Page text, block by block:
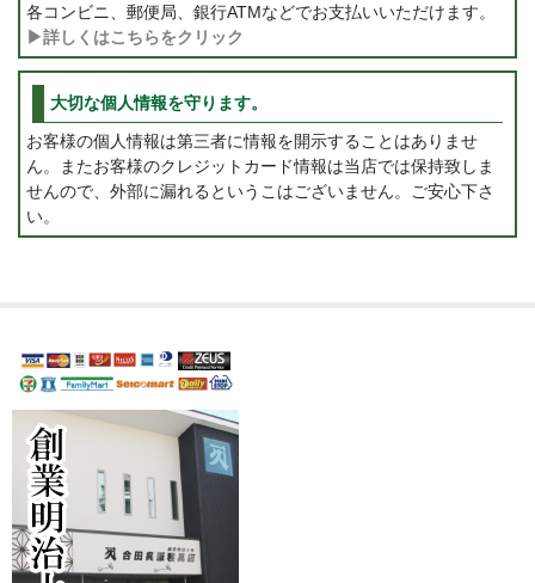
各コンビニ、郵便局、銀行ATMなどでお支払いいただけます。
▶詳しくはこちらをクリック
大切な個人情報を守ります。
お客様の個人情報は第三者に情報を開示することはありませ
ん。またお客様のクレジットカード情報は当店では保持致しま
せんので、外部に漏れるというこはございません。ご安心下さ
い。